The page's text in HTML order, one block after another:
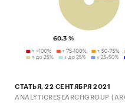
СТАТЬЯ, 22 СЕНТЯБРЯ 2021
ANALYTICRESEARCHGROUP